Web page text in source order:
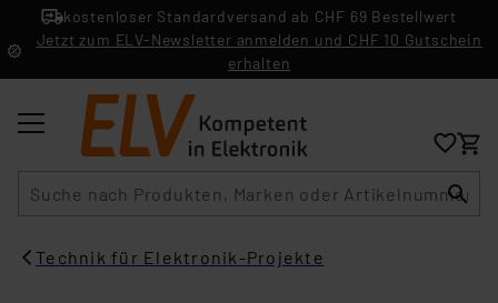
kostenloser Standardversand ab CHF 69 Bestellwert
Jetzt zum ELV-Newsletter anmelden und CHF 10 Gutschein
erhalten
Technik für Elektronik-Projekte